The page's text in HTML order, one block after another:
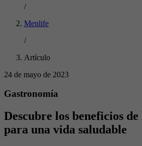
/
Menlife
/
Artículo
24 de mayo de 2023
Gastronomía
Descubre los beneficios
para una vida saludable